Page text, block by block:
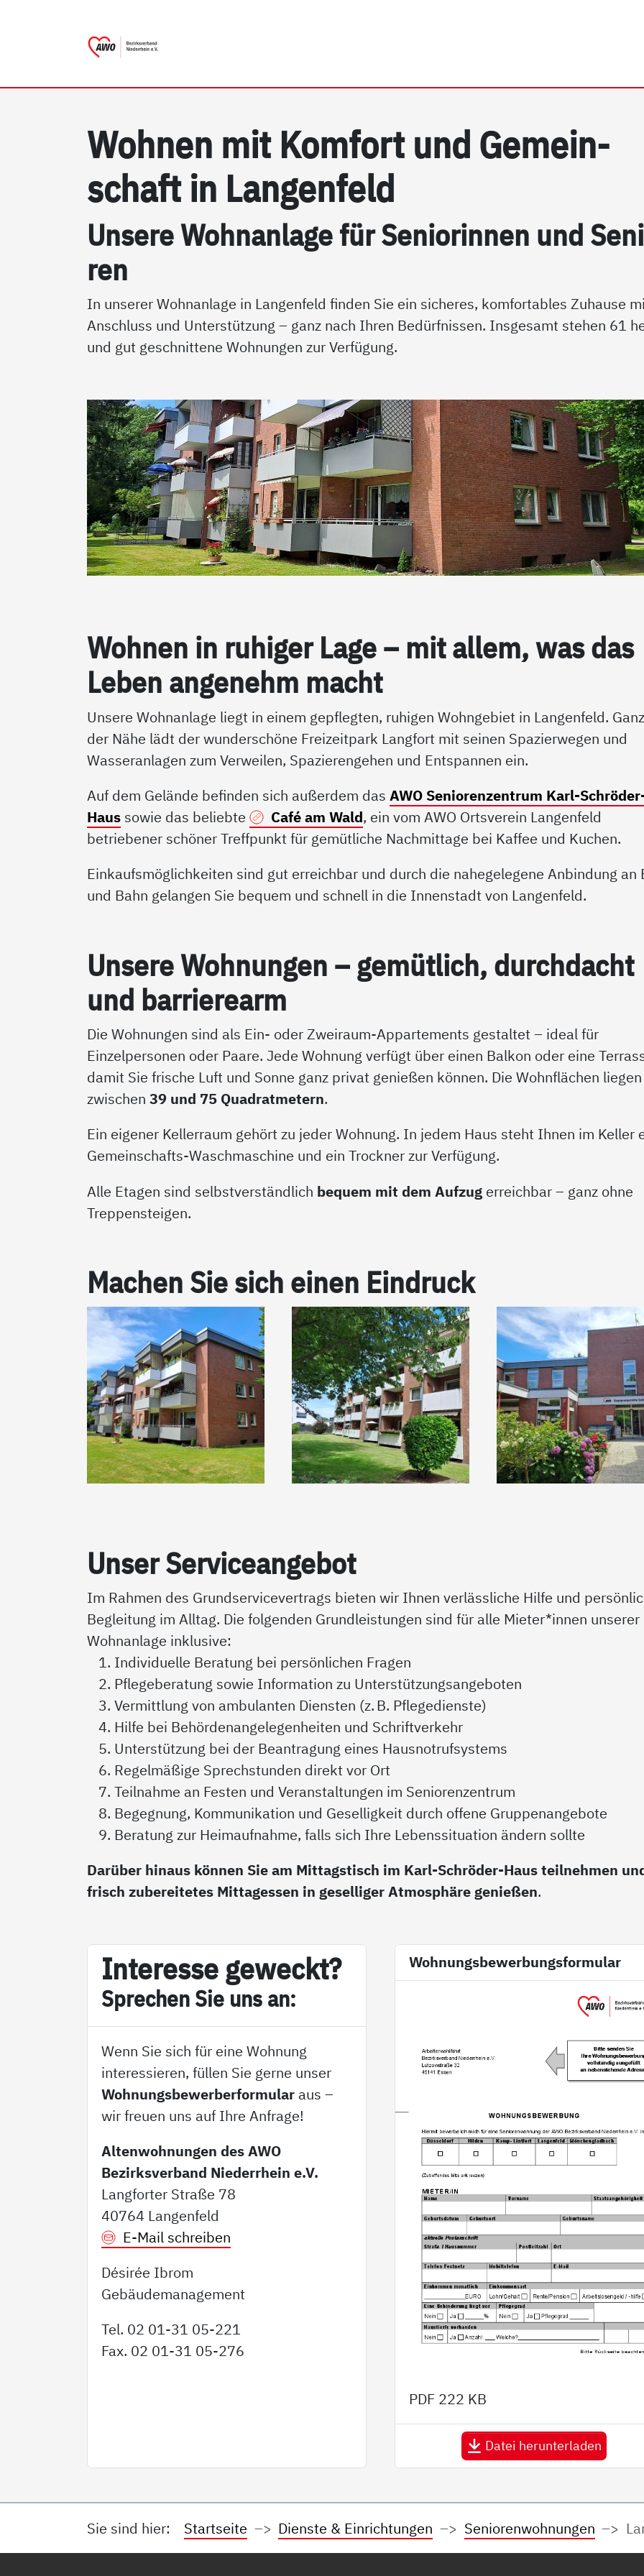
Woh­nen mit Kom­fort und Ge­mein­
schaft in Lan­gen­feld
Un­se­re Wohn­an­la­ge für Se­nio­rin­nen und
ren
In unserer Wohnanlage in Langenfeld finden Sie ein sicheres, komfortables Zuhause
Anschluss und Unterstützung – ganz nach Ihren Bedürfnissen. Insgesamt stehen 61
und gut geschnittene Wohnungen zur Verfügung.
Woh­nen in ru­hi­ger La­ge – mit al­lem, was das
Le­ben an­ge­nehm macht
Unsere Wohnanlage liegt in einem gepflegten, ruhigen Wohngebiet in Langenfeld.
der Nähe lädt der wunderschöne Freizeitpark Langfort mit seinen Spazierwegen und
Wasseranlagen zum Verweilen, Spazierengehen und Entspannen ein.
Auf dem Gelände befinden sich außerdem dasAWO Seniorenzentrum Karl-
Haus sowie das beliebte Café am Wald, ein vom AWO Ortsverein Langenfeld
betriebener schöner Treffpunkt für gemütliche Nachmittage bei Kaffee und Kuchen.
Einkaufsmöglichkeiten sind gut erreichbar und durch die nahegelegene Anbindung an
und Bahn gelangen Sie bequem und schnell in die Innenstadt von Langenfeld.
Un­se­re Woh­nun­gen – ge­müt­lich, durch­dacht
und bar­rie­re­arm
Die Wohnungen sind als Ein- oder Zweiraum-Appartements gestaltet – ideal für
Einzelpersonen oder Paare. Jede Wohnung verfügt über einen Balkon oder eine
damit Sie frische Luft und Sonne ganz privat genießen können. Die Wohnflächen liegen
zwischen39 und 75 Quadratmetern.
Ein eigener Kellerraum gehört zu jeder Wohnung. In jedem Haus steht Ihnen im Keller
Gemeinschafts-Waschmaschine und ein Trockner zur Verfügung.
Alle Etagen sind selbstverständlich bequem mit dem Aufzug erreichbar – ganz ohne
Treppensteigen.
Ma­chen Sie sich ei­nen Ein­druck
Un­ser Ser­vice­an­ge­bot
Im Rahmen des Grundservicevertrags bieten wir Ihnen verlässliche Hilfe und
Begleitung im Alltag. Die folgenden Grundleistungen sind für alle Mieter*innen unserer
Wohnanlage inklusive:
Individuelle Beratung bei persönlichen Fragen
Pflegeberatung sowie Information zu Unterstützungsangeboten
Vermittlung von ambulanten Diensten (z. B. Pflegedienste)
Hilfe bei Behördenangelegenheiten und Schriftverkehr
Unterstützung bei der Beantragung eines Hausnotrufsystems
Regelmäßige Sprechstunden direkt vor Ort
Teilnahme an Festen und Veranstaltungen im Seniorenzentrum
Begegnung, Kommunikation und Geselligkeit durch offene Gruppenangebote
Beratung zur Heimaufnahme, falls sich Ihre Lebenssituation ändern sollte
Darüber hinaus können Sie am Mittagstisch im Karl-Schröder-Haus teilnehmen
frisch zubereitetes Mittagessen in geselliger Atmosphäre genießen.
In­ter­es­se ge­weckt?
Sp­re­chen Sie uns an:
Wenn Sie sich für eine Wohnung
interessieren, füllen Sie gerne unser
Wohnungsbewerberformular aus –
wir freuen uns auf Ihre Anfrage!
Altenwohnungen des AWO
Bezirksverband Niederrhein e.V.
Langforter Straße 78
40764 Langenfeld
E-Mail schreiben
Désirée Ibrom
Gebäudemanagement
Tel. 02 01-31 05-221
Fax. 02 01-31 05-276
Wohnungsbewerbungsformular
PDF 222 KB
Datei herunterladen
Sie sind hier: Startseite Dienste & Einrichtungen Seniorenwohnungen